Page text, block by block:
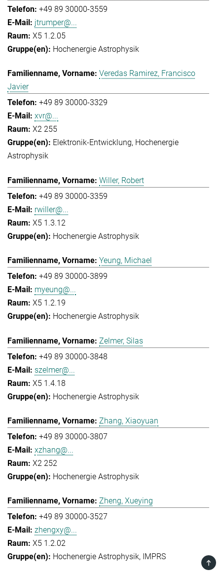
+49 89 30000-3559
jtrumper@...
X5 1.2.05
Hochenergie Astrophysik
Veredas Ramirez, Francisco
Javier
+49 89 30000-3329
xvr@...
X2 255
Elektronik-Entwicklung Hochenergie
Astrophysik
Willer, Robert
+49 89 30000-3359
rwiller@...
X5 1.3.12
Hochenergie Astrophysik
Yeung, Michael
+49 89 30000-3899
myeung@...
X5 1.2.19
Hochenergie Astrophysik
Zelmer, Silas
+49 89 30000-3848
szelmer@...
X5 1.4.18
Hochenergie Astrophysik
Zhang, Xiaoyuan
+49 89 30000-3807
xzhang@...
X2 252
Hochenergie Astrophysik
Zheng, Xueying
+49 89 30000-3527
zhengxy@...
X5 1.2.02
Hochenergie Astrophysik
IMPRS
TOP